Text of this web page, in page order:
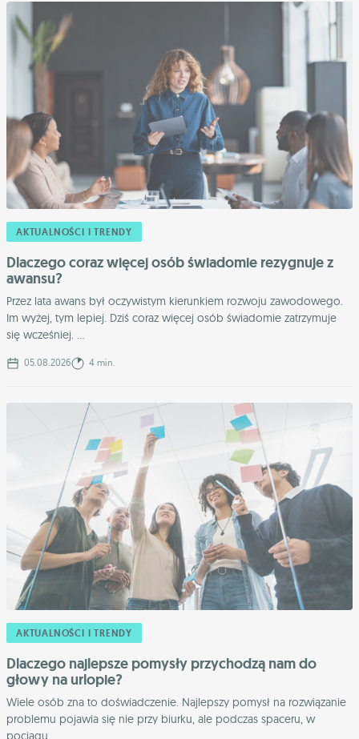
AKTUALNOŚCI I TRENDY
Dlaczego coraz więcej osób świadomie rezygnuje z
awansu?
Przez lata awans był oczywistym kierunkiem rozwoju zawodowego.
Im wyżej, tym lepiej. Dziś coraz więcej osób świadomie zatrzymuje
się wcześniej. ...
05.08.2026 4 min.
AKTUALNOŚCI I TRENDY
Dlaczego najlepsze pomysły przychodzą nam do
głowy na urlopie?
Wiele osób zna to doświadczenie. Najlepszy pomysł na rozwiązanie
problemu pojawia się nie przy biurku, ale podczas spaceru, w
pociągu ...